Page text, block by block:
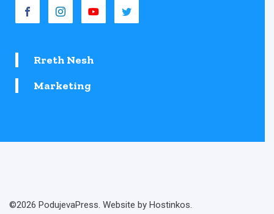
Rreth Nesh
Marketing
©2026 PodujevaPress. Website by Hostinkos.